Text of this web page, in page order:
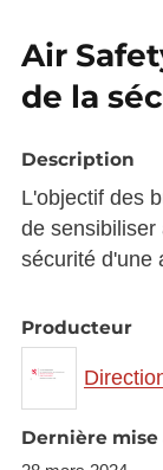
Air
de la
Description
L'objectif des
de sensibiliser
sécurité d'une
Producteur
Dernière mise